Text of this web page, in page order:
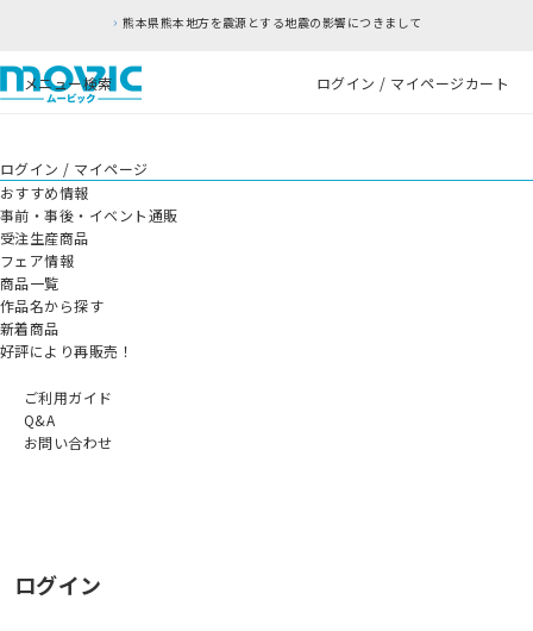
熊本県熊本地方を震源とする地震の影響につきまして
メニュー検索 ログイン / マイページカート
ログイン / マイページ
おすすめ情報
事前・事後・イベント通販
受注生産商品
フェア情報
商品一覧
作品名から探す
新着商品
好評により再販売！
ご利用ガイド
Q&A
お問い合わせ
ログイン